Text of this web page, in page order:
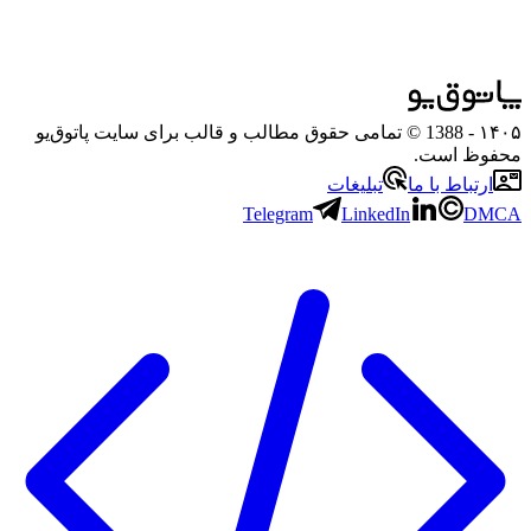
۱۴۰۵
- 1388 © تمامی حقوق مطالب و قالب برای سایت پاتوق‌یو
محفوظ است.
ارتباط با ما
تبلیغات
Telegram
LinkedIn DMCA